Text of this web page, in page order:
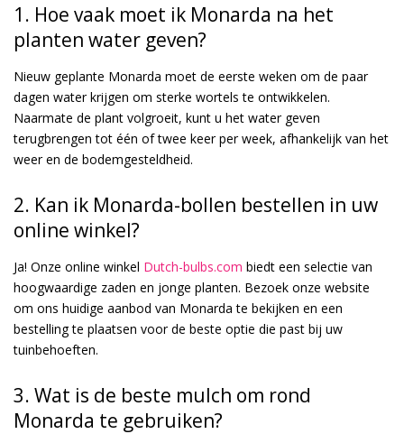
1. Hoe vaak moet ik Monarda na het
planten water geven?
Nieuw geplante Monarda moet de eerste weken om de paar
dagen water krijgen om sterke wortels te ontwikkelen.
Naarmate de plant volgroeit, kunt u het water geven
terugbrengen tot één of twee keer per week, afhankelijk van het
weer en de bodemgesteldheid.
2. Kan ik Monarda-bollen bestellen in uw
online winkel?
Ja! Onze online winkel Dutch-bulbs.com biedt een selectie van
hoogwaardige zaden en jonge planten. Bezoek onze website
om ons huidige aanbod van Monarda te bekijken en een
bestelling te plaatsen voor de beste optie die past bij uw
tuinbehoeften.
3. Wat is de beste mulch om rond
Monarda te gebruiken?